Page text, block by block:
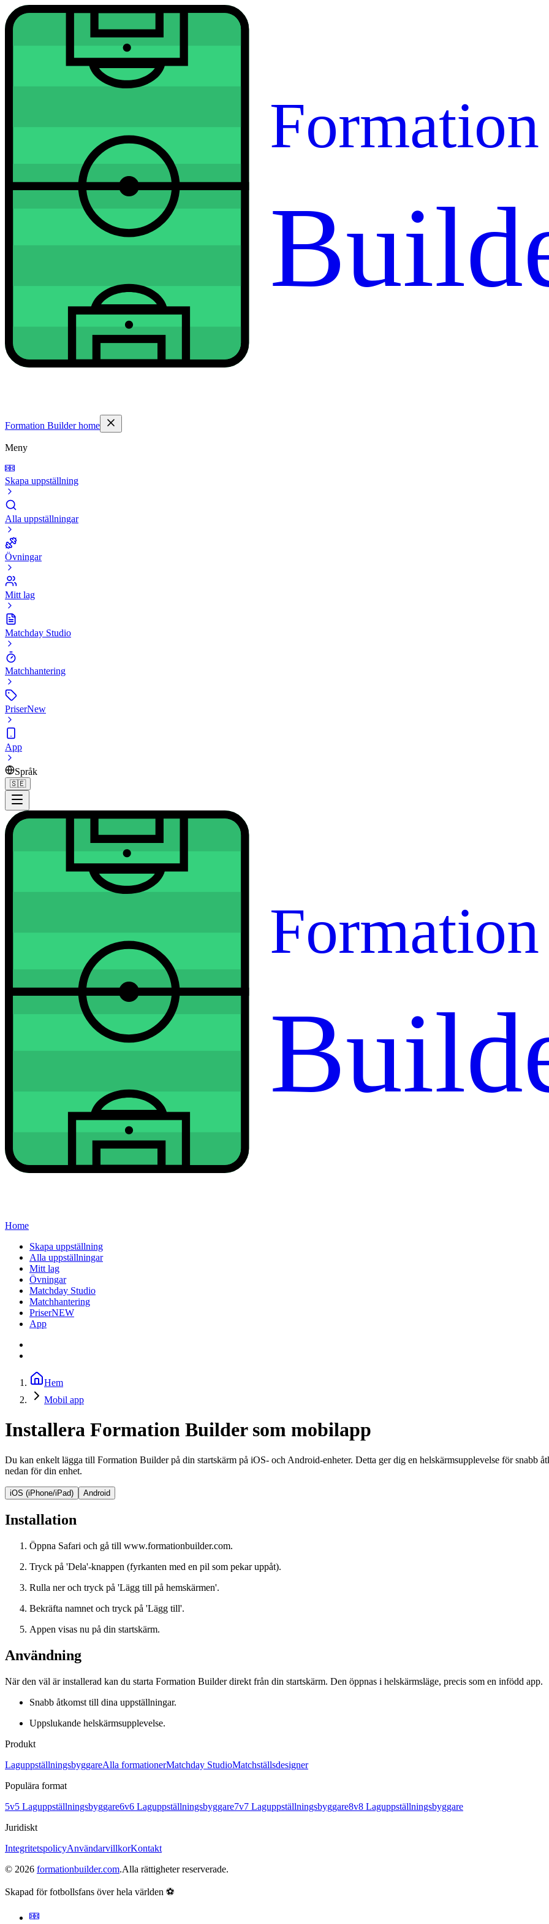
Formation
Formation Builder home
Meny
Skapa uppställning
Alla uppställningar
Övningar
Mitt lag
Matchday Studio
Matchhantering
PriserNew
App
Språk
🇸🇪
Formation
Home
Skapa uppställning
Alla uppställningar
Mitt lag
Övningar
Matchday Studio
Matchhantering
PriserNEW
App
Hem
Mobil app
Installera Formation Builder som mobilapp
Du kan enkelt lägga till Formation Builder på din startskärm på iOS- och Android-enheter. Detta ger dig en helskärmsupplevelse för snabb
nedan för din enhet.
iOS (iPhone/iPad) Android
Installation
Öppna Safari och gå till www.formationbuilder.com.
Tryck på 'Dela'-knappen (fyrkanten med en pil som pekar uppåt).
Rulla ner och tryck på 'Lägg till på hemskärmen'.
Bekräfta namnet och tryck på 'Lägg till'.
Appen visas nu på din startskärm.
Användning
När den väl är installerad kan du starta Formation Builder direkt från din startskärm. Den öppnas i helskärmsläge, precis som en infödd app.
Snabb åtkomst till dina uppställningar.
Uppslukande helskärmsupplevelse.
Produkt
LaguppställningsbyggareAlla formationerMatchday StudioMatchställsdesigner
Populära format
5v5 Laguppställningsbyggare6v6 Laguppställningsbyggare7v7 Laguppställningsbyggare8v8 Laguppställningsbyggare
Juridiskt
IntegritetspolicyAnvändarvillkorKontakt
© 2026 formationbuilder.com.Alla rättigheter reserverade.
Skapad för fotbollsfans över hela världen ⚽